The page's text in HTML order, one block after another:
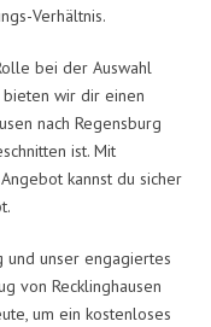
Verhältnis.
bei der Auswahl
bieten wir dir einen
nach Regensburg
ist. Mit
kannst du sicher
und unser engagiertes
von Recklinghausen
um ein kostenloses